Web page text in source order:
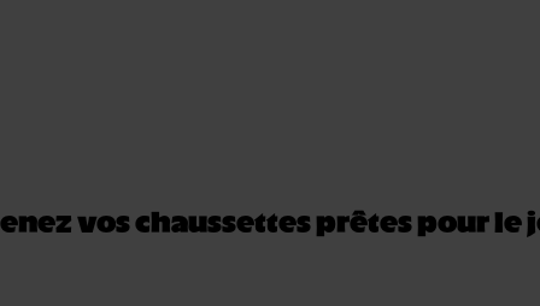
vos chaussettes prêtes pour le